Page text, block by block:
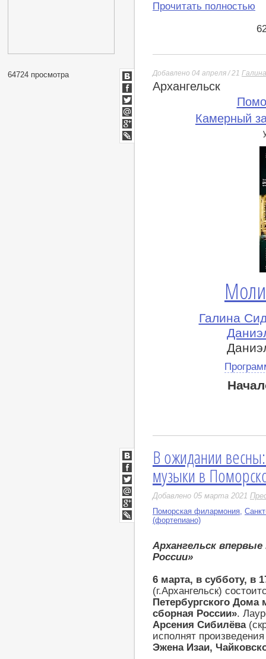
64724 просмотра
Прочитать полностью
Добавлено 04 апреля / 21 Галина
Архангельск
Камерный
Галина
ВКонтакте
Facebook
Twitter
Мой
Мир
Google+
lj
В ожидании
музыки в
Добавлено 05 марта 2021
Поморская филармония,
(фортепиано)
Архангельск
России»
6 марта, в субботу, в
(г.Архангельск)
Петербургского Дома
сборная России».
Арсения Сибилёва
исполнят
Эжена Изаи,
ВКонтакте
Facebook
Twitter
Мой
Мир
Google+
LiveJournal